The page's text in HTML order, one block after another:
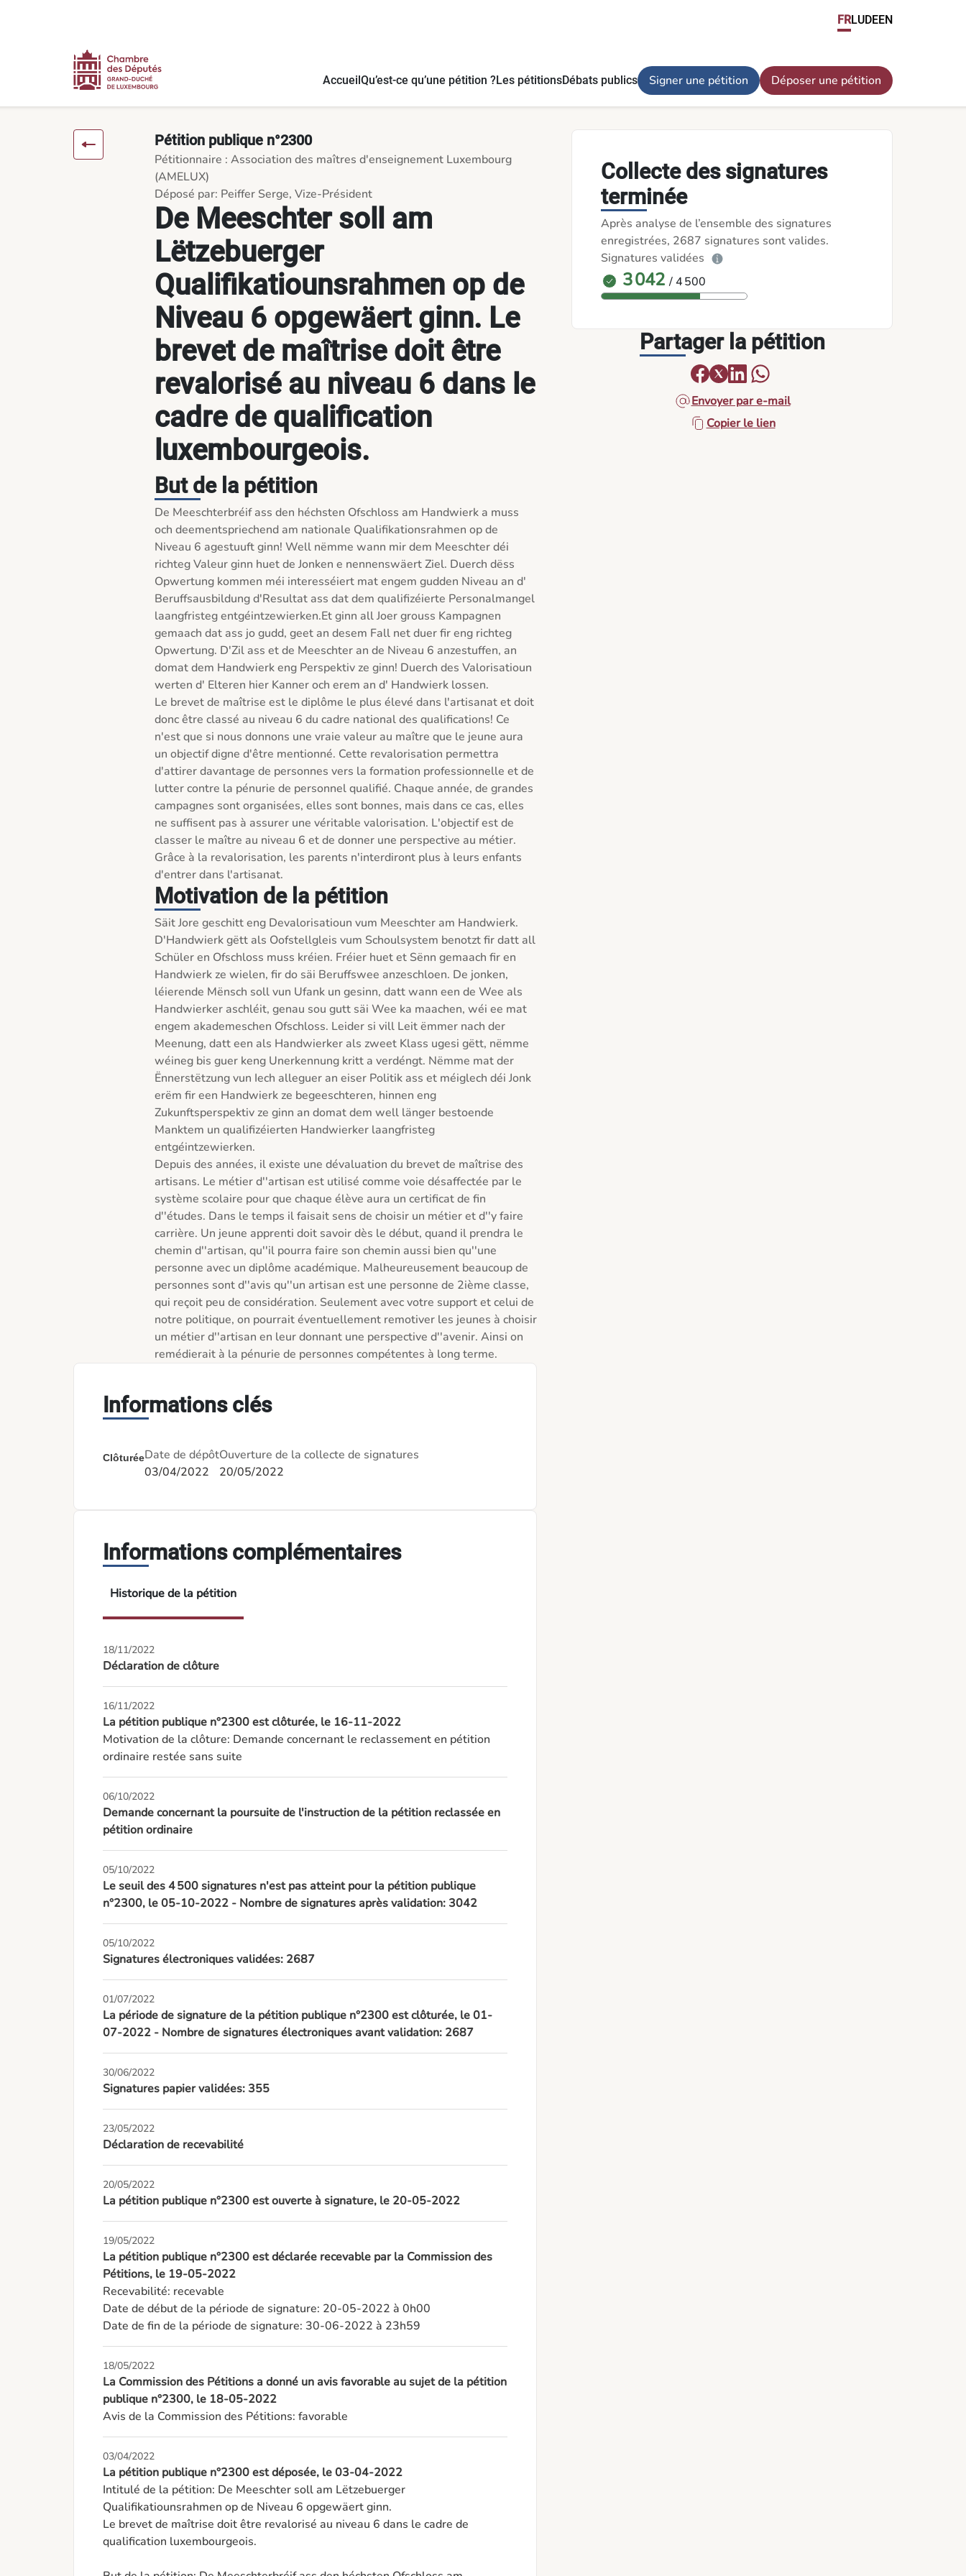
FRLUDEEN
AccueilQu’est-ce qu’une pétition ?Les pétitionsDébats publics Signer une pétition Déposer une pétition
De Meeschter soll am
Lëtzebuerger
Qualifikatiounsrahmen op de
Niveau 6 opgewäert ginn. Le
brevet de maîtrise doit être
revalorisé au niveau 6 dans le
cadre de qualification
luxembourgeois.
Pétition publique n°2300
Pétitionnaire : Association des maîtres d'enseignement Luxembourg
(AMELUX)
Déposé par: Peiffer Serge, Vize-Président
But de la pétition
De Meeschterbréif ass den héchsten Ofschloss am Handwierk a muss
och deementspriechend am nationale Qualifikationsrahmen op de
Niveau 6 agestuuft ginn! Well nëmme wann mir dem Meeschter déi
richteg Valeur ginn huet de Jonken e nennenswäert Ziel. Duerch dëss
Opwertung kommen méi interesséiert mat engem gudden Niveau an d'
Beruffsausbildung d'Resultat ass dat dem qualifizéierte Personalmangel
laangfristeg entgéintzewierken.Et ginn all Joer grouss Kampagnen
gemaach dat ass jo gudd, geet an desem Fall net duer fir eng richteg
Opwertung. D'Zil ass et de Meeschter an de Niveau 6 anzestuffen, an
domat dem Handwierk eng Perspektiv ze ginn! Duerch des Valorisatioun
werten d' Elteren hier Kanner och erem an d' Handwierk lossen.
Le brevet de maîtrise est le diplôme le plus élevé dans l'artisanat et doit
donc être classé au niveau 6 du cadre national des qualifications! Ce
n'est que si nous donnons une vraie valeur au maître que le jeune aura
un objectif digne d'être mentionné. Cette revalorisation permettra
d'attirer davantage de personnes vers la formation professionnelle et de
lutter contre la pénurie de personnel qualifié. Chaque année, de grandes
campagnes sont organisées, elles sont bonnes, mais dans ce cas, elles
ne suffisent pas à assurer une véritable valorisation. L'objectif est de
classer le maître au niveau 6 et de donner une perspective au métier.
Grâce à la revalorisation, les parents n'interdiront plus à leurs enfants
d'entrer dans l'artisanat.
Motivation de la pétition
Säit Jore geschitt eng Devalorisatioun vum Meeschter am Handwierk.
D'Handwierk gëtt als Oofstellgleis vum Schoulsystem benotzt fir datt all
Schüler en Ofschloss muss kréien. Fréier huet et Sënn gemaach fir en
Handwierk ze wielen, fir do säi Beruffswee anzeschloen. De jonken,
léierende Mënsch soll vun Ufank un gesinn, datt wann een de Wee als
Handwierker aschléit, genau sou gutt säi Wee ka maachen, wéi ee mat
engem akademeschen Ofschloss. Leider si vill Leit ëmmer nach der
Meenung, datt een als Handwierker als zweet Klass ugesi gëtt, nëmme
wéineg bis guer keng Unerkennung kritt a verdéngt. Nëmme mat der
Ënnerstëtzung vun Iech alleguer an eiser Politik ass et méiglech déi Jonk
erëm fir een Handwierk ze begeeschteren, hinnen eng
Zukunftsperspektiv ze ginn an domat dem well länger bestoende
Manktem un qualifizéierten Handwierker laangfristeg
entgéintzewierken.
Depuis des années, il existe une dévaluation du brevet de maîtrise des
artisans. Le métier d''artisan est utilisé comme voie désaffectée par le
système scolaire pour que chaque élève aura un certificat de fin
d''études. Dans le temps il faisait sens de choisir un métier et d''y faire
carrière. Un jeune apprenti doit savoir dès le début, quand il prendra le
chemin d''artisan, qu''il pourra faire son chemin aussi bien qu''une
personne avec un diplôme académique. Malheureusement beaucoup de
personnes sont d''avis qu''un artisan est une personne de 2ième classe,
qui reçoit peu de considération. Seulement avec votre support et celui de
notre politique, on pourrait éventuellement remotiver les jeunes à choisir
un métier d''artisan en leur donnant une perspective d''avenir. Ainsi on
remédierait à la pénurie de personnes compétentes à long terme.
Informations clés
ClôturéeDate de dépôt
03/04/2022
Ouverture de la collecte de signatures
20/05/2022
Informations complémentaires
Historique de la pétition
18/11/2022
Déclaration de clôture
16/11/2022
La pétition publique n°2300 est clôturée, le 16-11-2022
Motivation de la clôture: Demande concernant le reclassement en pétition
ordinaire restée sans suite
06/10/2022
Demande concernant la poursuite de l'instruction de la pétition reclassée en
pétition ordinaire
05/10/2022
Le seuil des 4 500 signatures n'est pas atteint pour la pétition publique
n°2300, le 05-10-2022 - Nombre de signatures après validation: 3042
05/10/2022
Signatures électroniques validées: 2687
01/07/2022
La période de signature de la pétition publique n°2300 est clôturée, le 01-
07-2022 - Nombre de signatures électroniques avant validation: 2687
30/06/2022
Signatures papier validées: 355
23/05/2022
Déclaration de recevabilité
20/05/2022
La pétition publique n°2300 est ouverte à signature, le 20-05-2022
19/05/2022
La pétition publique n°2300 est déclarée recevable par la Commission des
Pétitions, le 19-05-2022
Recevabilité: recevable
Date de début de la période de signature: 20-05-2022 à 0h00
Date de fin de la période de signature: 30-06-2022 à 23h59
18/05/2022
La Commission des Pétitions a donné un avis favorable au sujet de la pétition
publique n°2300, le 18-05-2022
Avis de la Commission des Pétitions: favorable
03/04/2022
La pétition publique n°2300 est déposée, le 03-04-2022
Intitulé de la pétition: De Meeschter soll am Lëtzebuerger
Qualifikatiounsrahmen op de Niveau 6 opgewäert ginn.
Le brevet de maîtrise doit être revalorisé au niveau 6 dans le cadre de
qualification luxembourgeois.
Collecte des signatures
terminée
Après analyse de l’ensemble des signatures
enregistrées, 2687 signatures sont valides.
Signatures validées
3 042 / 4 500
Partager la pétition
Envoyer par e-mail
Copier le lien